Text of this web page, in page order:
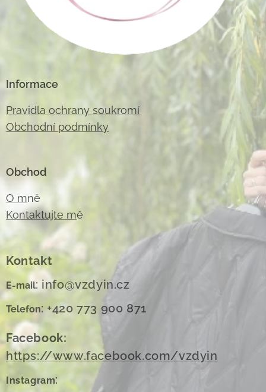
Informace
Pravidla ochrany soukromí
Obchodní podmínky
Obchod
O mně
Kontaktujte mě
Kontakt
E-mail: info@vzdyin.cz
Telefon: +420 773 900 871
Facebook:
https://www.facebook.com/vzdyin
Instagram: